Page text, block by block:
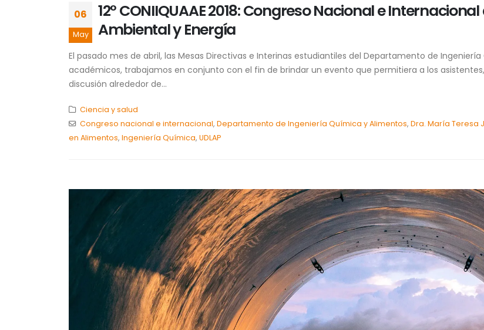
06
May
12° CONIIQUAAE 2018: Congreso Nacional e
Ambiental y Energía
El pasado mes de abril, las Mesas Directivas e Interinas estudiantiles del Departamento de
académicos, trabajamos en conjunto con el fin de brindar un evento que permitiera a los
discusión alrededor de...
Ciencia y salud
Congreso nacional e internacional, Departamento de Ingeniería Química y Alimentos, Dra. María Teresa
en Alimentos, Ingeniería Química, UDLAP